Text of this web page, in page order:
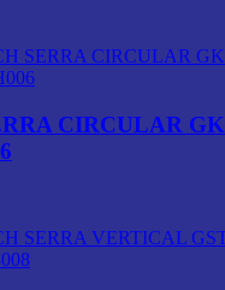
CIRCULAR